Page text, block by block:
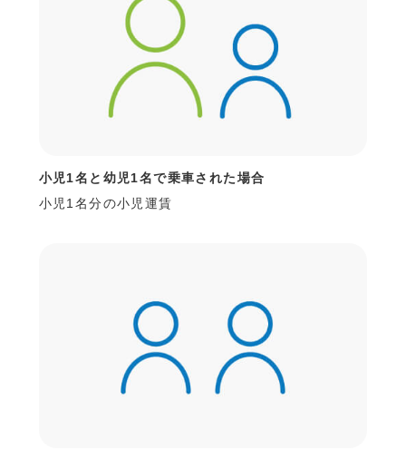
小児1名と幼児1名で乗車された場合
小児1名分の小児運賃